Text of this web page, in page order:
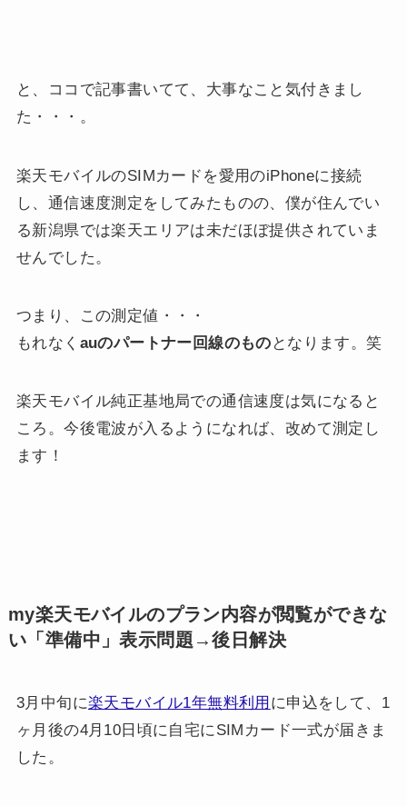
と、ココで記事書いてて、大事なこと気付きまし
た・・・。
楽天モバイルのSIMカードを愛用のiPhoneに接続
し、通信速度測定をしてみたものの、僕が住んでい
る新潟県では楽天エリアは未だほぼ提供されていま
せんでした。
つまり、この測定値・・・
もれなく auのパートナー回線のもの となります。笑
楽天モバイル純正基地局での通信速度は気になると
ころ。今後電波が入るようになれば、改めて測定し
ます！
my楽天モバイルのプラン内容が閲覧ができな
い「準備中」表示問題→後日解決
3月中旬に楽天モバイル1年無料利用 に申込をして、1
ヶ月後の4月10日頃に自宅にSIMカード一式が届きま
した。